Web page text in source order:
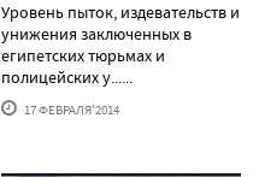
Уровень пыток, издевательств и
унижения заключенных в
египетских тюрьмах и
полицейских у......
17 ФЕВРАЛЯ'2014